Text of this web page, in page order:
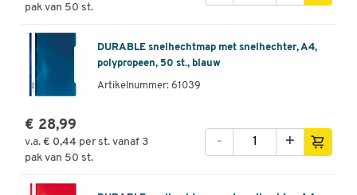
pak van 50 st.
DURABLE snelhechtmap met snelhechter, A4,
polypropeen, 50 st., blauw
Artikelnummer: 61039
€ 28,99
v.a. € 0,44 per st. vanaf 3
pak van 50 st.
+
-